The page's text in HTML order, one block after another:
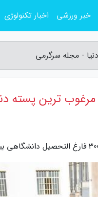
خبر ورزشی اخبار تکنولوژی